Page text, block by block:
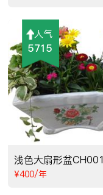
人气
5715
浅色大扇形盆CH001
¥400/年